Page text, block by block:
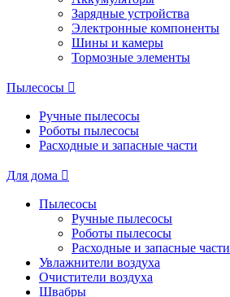
Зарядные устройства
Электронные компоненты
Шины и камеры
Тормозные элементы
Пылесосы
Ручные пылесосы
Роботы пылесосы
Расходные и запасные части
Для дома
Пылесосы
Ручные пылесосы
Роботы пылесосы
Расходные и запасные части
Увлажнители воздуха
Очистители воздуха
Швабры